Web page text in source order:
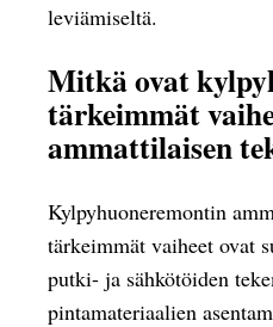
leviämiseltä.
Mitkä ovat
tärkeimmät
ammattilaisen
Kylpyhuoneremontin
tärkeimmät vaiheet ovat
putki- ja sähkötöiden
pintamateriaalien